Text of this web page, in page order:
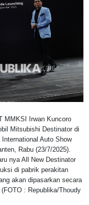
MMKSI Irwan Kuncoro
Mitsubishi Destinator di
Auto Show
Rabu (23/7/2025).
nya All New Destinator
di pabrik perakitan
akan dipasarkan secara
: Republika/Thoudy